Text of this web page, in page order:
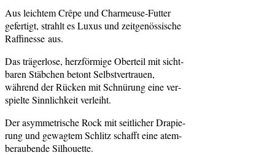
Aus leich­tem Crêpe und Char­meu­se-Fut­ter
gefer­tigt, strahlt es Luxus und zeit­genössi­sche
Raf­fi­nes­se aus.
Das träger­lo­se, herzförmi­ge Ober­teil mit sicht­
ba­ren Stäbchen betont Selbst­ver­trau­en,
während der Rücken mit Schnürung eine ver­
spiel­te Sinn­lich­keit verleiht.
Der asym­me­tri­sche Rock mit seit­li­cher Dra­pie­
rung und gewag­tem Schlitz schafft eine atem­
be­rau­ben­de Silhouette.